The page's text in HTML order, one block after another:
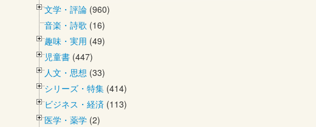
文学・評論 (960)
音楽・詩歌 (16)
趣味・実用 (49)
児童書 (447)
人文・思想 (33)
シリーズ・特集 (414)
ビジネス・経済 (113)
医学・薬学 (2)